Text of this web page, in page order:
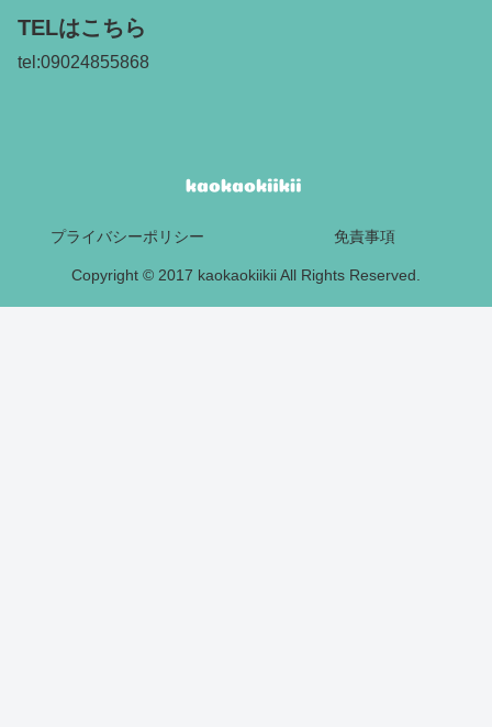
TELはこちら
tel:09024855868
プライバシーポリシー 免責事項
Copyright © 2017 kaokaokiikii All Rights Reserved.